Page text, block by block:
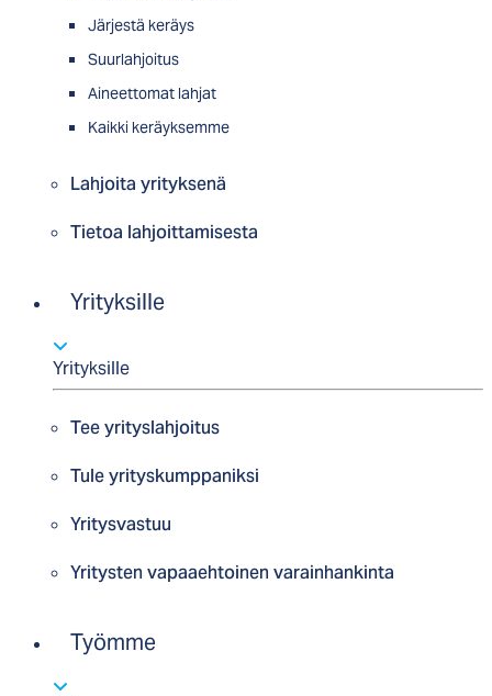
Järjestä keräys
Suurlahjoitus
Aineettomat lahjat
Kaikki keräyksemme
Lahjoita yrityksenä
Tietoa lahjoittamisesta
Yrityksille
Yrityksille
Tee yrityslahjoitus
Tule yrityskumppaniksi
Yritysvastuu
Yritysten vapaaehtoinen varainhankinta
Työmme